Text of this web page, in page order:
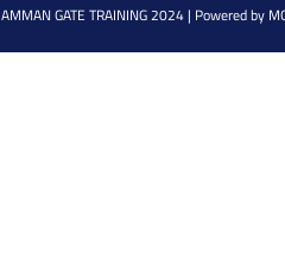
AMMAN GATE TRAINING 2024 | Powered by